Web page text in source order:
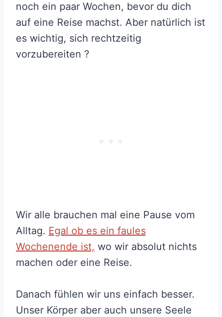
noch ein paar Wochen, bevor du dich
auf eine Reise machst. Aber natürlich ist
es wichtig, sich rechtzeitig
vorzubereiten ?
Wir alle brauchen mal eine Pause vom
Alltag. Egal ob es ein faules
Wochenende ist, wo wir absolut nichts
machen oder eine Reise.
Danach fühlen wir uns einfach besser.
Unser Körper aber auch unsere Seele